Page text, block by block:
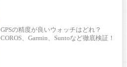
GPSの精度が良いウォッチはどれ？
COROS、Garmin、Suntoなど徹底検証！